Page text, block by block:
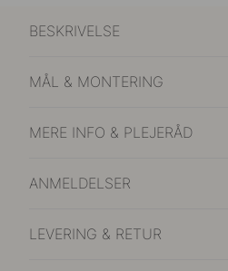
BESKRIVELSE
MÅL & MONTERING
MERE INFO & PLEJERÅD
ANMELDELSER
LEVERING & RETUR